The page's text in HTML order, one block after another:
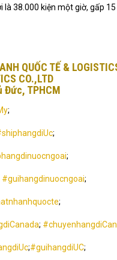
là 38.000 kiện một giờ, gấp
QUỐC TẾ &
CO.,LTD
Đức, TPHCM
;
;
;
#guihangdinuocngoai;
;
;
;#guihangdiUC;